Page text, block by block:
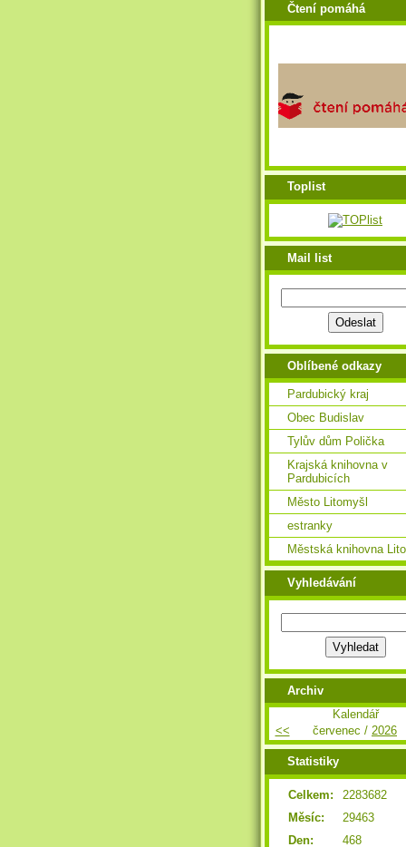
Čtení pomáhá
Toplist
Mail list
Oblíbené odkazy
Pardubický kraj
Obec Budislav
Tylův dům Polička
Krajská knihovna v
Pardubicích
Město Litomyšl
estranky
Městská knihovna
Vyhledávání
Archiv
Kalendář
<<
červenec / 2026
Statistiky
Celkem:
2283682
Měsíc:
29463
Den:
468